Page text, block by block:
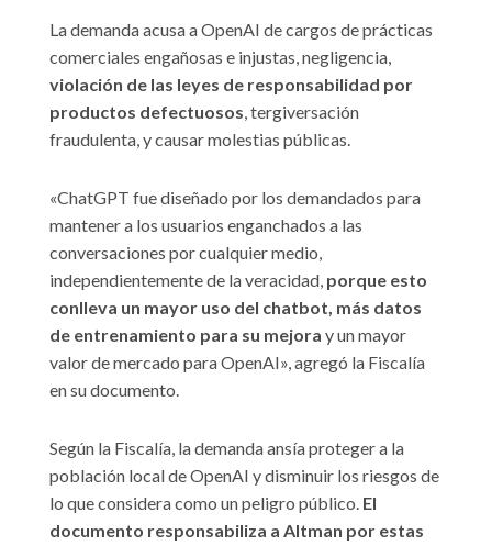
La demanda acusa a OpenAI de cargos de prácticas
comerciales engañosas e injustas, negligencia,
violación de las leyes de responsabilidad por
productos defectuosos, tergiversación
fraudulenta, y causar molestias públicas.
«ChatGPT fue diseñado por los demandados para
mantener a los usuarios enganchados a las
conversaciones por cualquier medio,
independientemente de la veracidad, porque esto
conlleva un mayor uso del chatbot, más datos
de entrenamiento para su mejora y un mayor
valor de mercado para OpenAI», agregó la Fiscalía
en su documento.
Según la Fiscalía, la demanda ansía proteger a la
población local de OpenAI y disminuir los riesgos de
lo que considera como un peligro público. El
documento responsabiliza a Altman por estas